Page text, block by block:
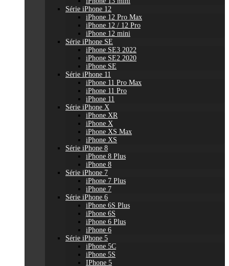
Série iPhone 12
iPhone 12 Pro Max
iPhone 12 / 12 Pro
iPhone 12 mini
Série iPhone SE
iPhone SE3 2022
iPhone SE2 2020
iPhone SE
Série iPhone 11
iPhone 11 Pro Max
iPhone 11 Pro
iPhone 11
Série iPhone X
iPhone XR
iPhone X
iPhone XS Max
iPhone XS
Série iPhone 8
iPhone 8 Plus
iPhone 8
Série iPhone 7
iPhone 7 Plus
iPhone 7
Série iPhone 6
iPhone 6S Plus
iPhone 6S
iPhone 6 Plus
iPhone 6
Série iPhone 5
iPhone 5C
iPhone 5S
IPhone 5